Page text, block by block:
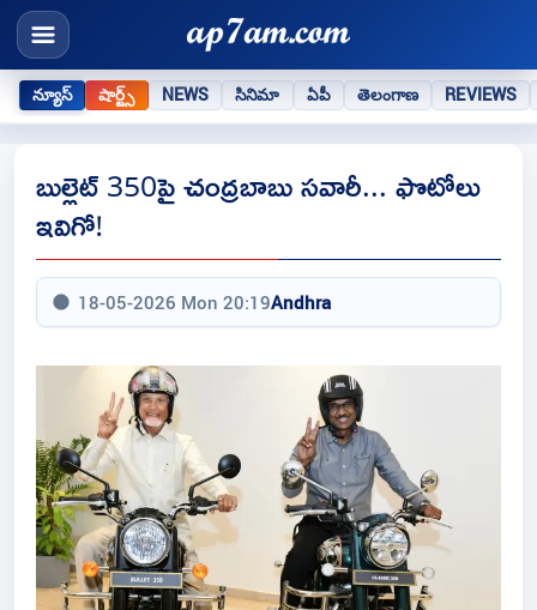
న్యూస్ షార్ట్స్ NEWS సినిమా ఏపీ తెలంగాణ REVIEWS
బుల్లెట్ 350పై చంద్రబాబు సవారీ... ఫొటోలు
ఇవిగో!
18-05-2026 Mon 20:19Andhra